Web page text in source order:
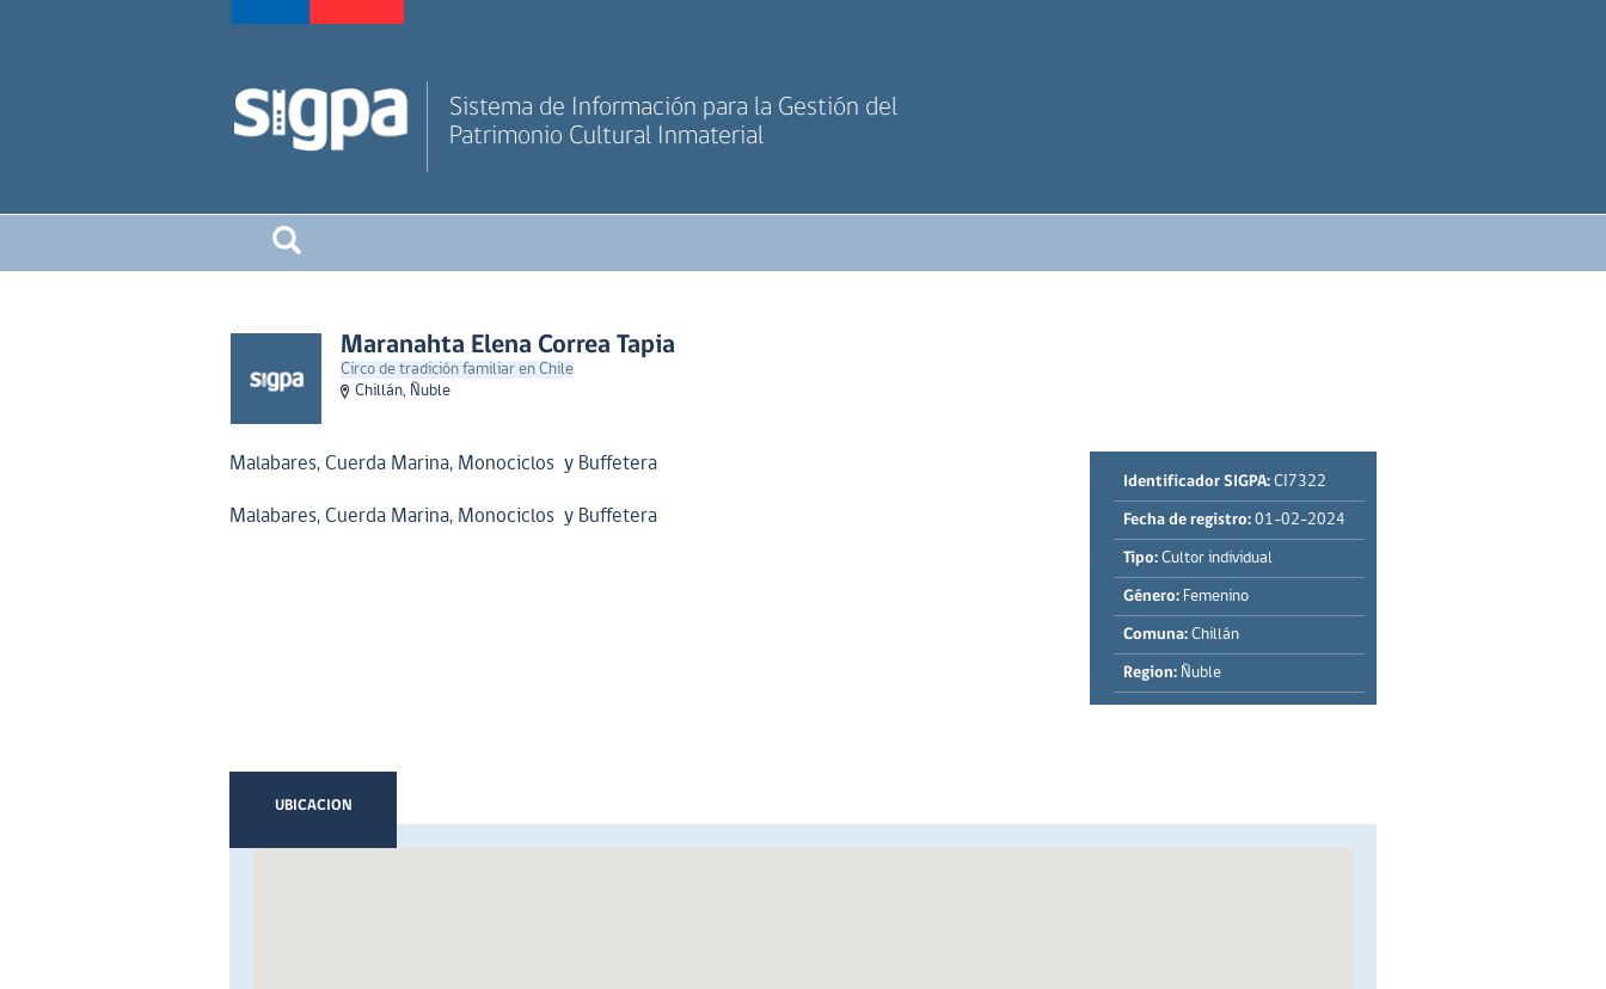
Sistema de Información para la Gestión del
Patrimonio Cultural Inmaterial
Maranahta Elena Correa Tapia
Circo de tradición familiar en Chile
Chillán, Ñuble
Malabares, Cuerda Marina, Monociclos y Buffetera
Malabares, Cuerda Marina, Monociclos y Buffetera
Identificador SIGPA: CI7322
Fecha de registro: 01-02-2024
Tipo: Cultor individual
Género: Femenino
Comuna: Chillán
Region: Ñuble
UBICACION